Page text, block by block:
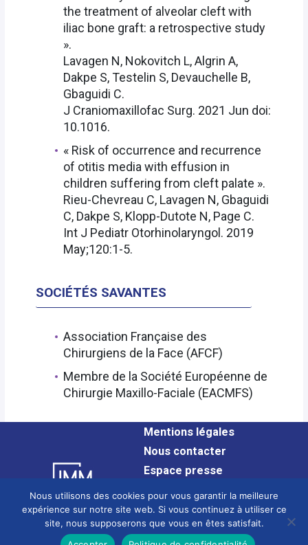
the treatment of alveolar cleft with
iliac bone graft: a retrospective study
».
Lavagen N, Nokovitch L, Algrin A,
Dakpe S, Testelin S, Devauchelle B,
Gbaguidi C.
J Craniomaxillofac Surg. 2021 Jun doi:
10.1016.
« Risk of occurrence and recurrence
of otitis media with effusion in
children suffering from cleft palate ».
Rieu-Chevreau C, Lavagen N, Gbaguidi
C, Dakpe S, Klopp-Dutote N, Page C.
Int J Pediatr Otorhinolaryngol. 2019
May;120:1-5.
SOCIÉTÉS SAVANTES
Association Française des
Chirurgiens de la Face (AFCF)
Membre de la Société Européenne de
Chirurgie Maxillo-Faciale (EACMFS)
Mentions légales
Nous contacter
Espace presse
Confidentialité
Glossaire
Nous utilisons des cookies pour vous garantir la meilleure
expérience sur notre site web. Si vous continuez à utiliser ce
site, nous supposerons que vous en êtes satisfait.